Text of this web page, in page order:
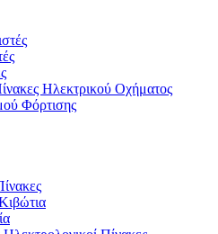
Ηλεκτρικού Οχήματος
Φόρτισης